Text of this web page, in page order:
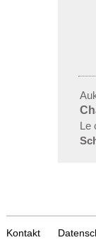
Le
Kontakt